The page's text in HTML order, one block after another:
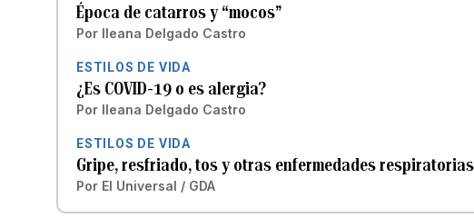
Época de catarros y “mocos”
Por Ileana Delgado Castro
ESTILOS DE VIDA
¿Es COVID-19 o es alergia?
Por Ileana Delgado Castro
ESTILOS DE VIDA
Gripe, resfriado, tos y otras enfermedades
Por El Universal / GDA